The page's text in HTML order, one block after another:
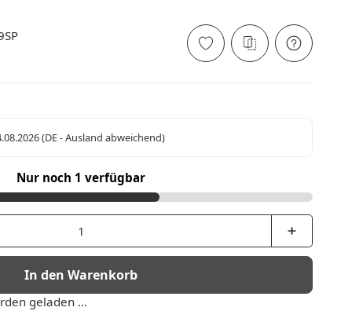
(DE - Ausland abweichend)
Nur noch 1 verfügbar
In den Warenkorb
geladen ...